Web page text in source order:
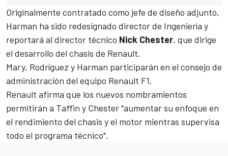
Originalmente contratado como jefe de diseño adjunto,
Harman ha sido redesignado director de Ingeniería y
reportará al director técnico Nick Chester, que dirige
el desarrollo del chasis de Renault.
Mary, Rodríguez y Harman participarán en el consejo de
administración del equipo Renault F1.
Renault afirma que los nuevos nombramientos
permitirán a Taffin y Chester "aumentar su enfoque en
el rendimiento del chasis y el motor mientras supervisa
todo el programa técnico".